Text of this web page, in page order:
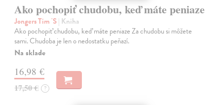
Ako pochopiť chudobu, keď máte peniaze
Jongers Tim 'S| Kniha
Ako pochopiť chudobu, keď máte peniaze Za chudobu si môžete
sami. Chudoba je len o nedostatku peňazí.
Na sklade
16,98 €
17,50 € ?